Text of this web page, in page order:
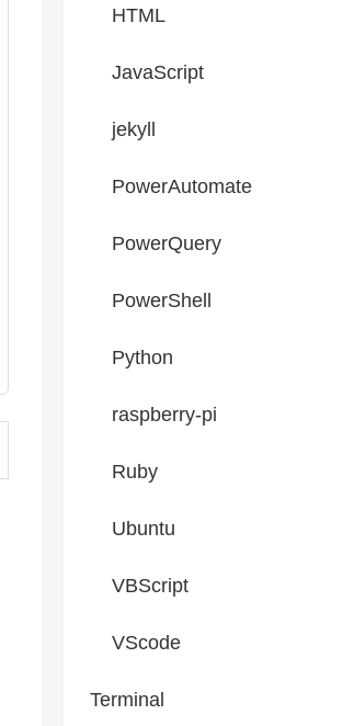
HTML
JavaScript
jekyll
PowerAutomate
PowerQuery
PowerShell
Python
raspberry-pi
Ruby
Ubuntu
VBScript
VScode
Terminal